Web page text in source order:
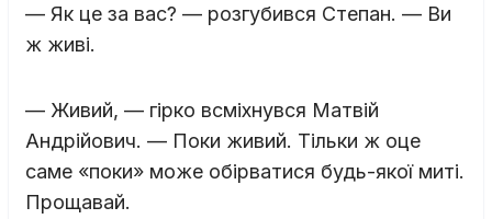
— Як це за вас? — розгубився Степан. — Ви
ж живі.
— Живий, — гірко всміхнувся Матвій
Андрійович. — Поки живий. Тільки ж оце
саме «поки» може обірватися будь-якої миті.
Прощавай.